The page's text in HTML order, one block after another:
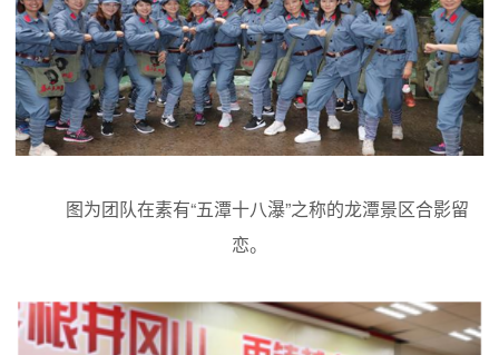
图为团队在素有“五潭十八瀑”之称的龙潭景区合影留
恋。